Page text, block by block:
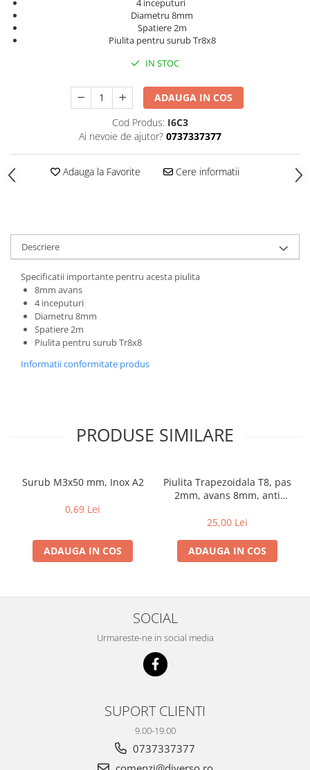
Diametru 8mm
Spatiere 2m
Piulita pentru surub Tr8x8
IN STOC
ADAUGA IN COS
Cod Produs: I6C3
Ai nevoie de ajutor? 0737337377
Adauga la Favorite Cere informatii
Descriere
Specificatii importante pentru acesta piulita
8mm avans
4 inceputuri
Diametru 8mm
Spatiere 2m
Piulita pentru surub Tr8x8
Informatii conformitate produs
PRODUSE SIMILARE
Surub M3x50 mm, Inox A2
0,69 Lei
ADAUGA IN COS
Piulita Trapezoidala T8, pas
2mm, avans 8mm, anti
25,00 Lei
ADAUGA IN COS
SOCIAL
Urmareste-ne in social media
SUPORT CLIENTI
9.00-19.00
0737337377